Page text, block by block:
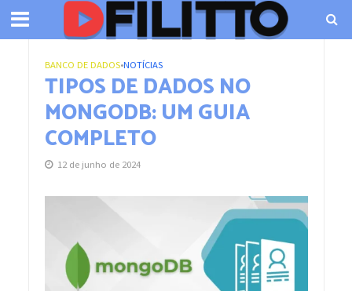
BANCO DE DADOS•NOTÍCIAS
TIPOS DE DADOS NO
MONGODB: UM GUIA
COMPLETO
12 de junho de 2024